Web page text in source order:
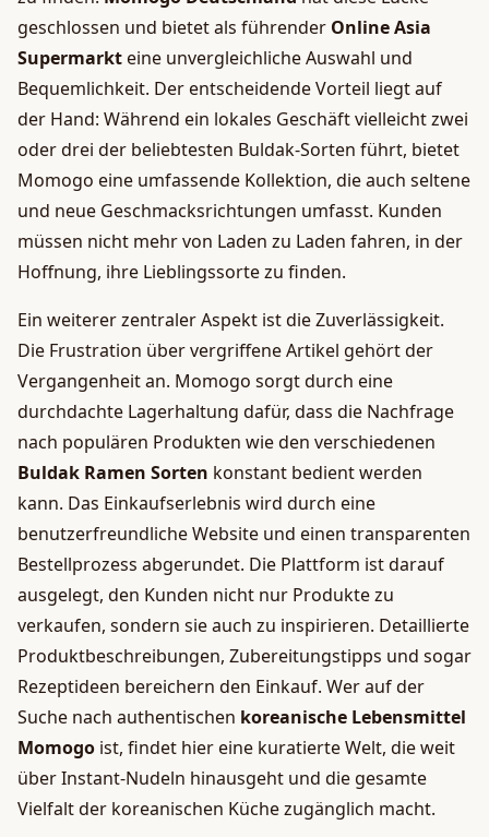
geschlossen und bietet als führender Online Asia
Supermarkteine unvergleichliche Auswahl und
Bequemlichkeit. Der entscheidende Vorteil liegt auf
der Hand: Während ein lokales Geschäft vielleicht zwei
oder drei der beliebtesten Buldak-Sorten führt, bietet
Momogo eine umfassende Kollektion, die auch seltene
und neue Geschmacksrichtungen umfasst. Kunden
müssen nicht mehr von Laden zu Laden fahren, in der
Hoffnung, ihre Lieblingssorte zu finden.
Ein weiterer zentraler Aspekt ist die Zuverlässigkeit.
Die Frustration über vergriffene Artikel gehört der
Vergangenheit an. Momogo sorgt durch eine
durchdachte Lagerhaltung dafür, dass die Nachfrage
nach populären Produkten wie den verschiedenen
Buldak Ramen Sorten konstant bedient werden
kann. Das Einkaufserlebnis wird durch eine
benutzerfreundliche Website und einen transparenten
Bestellprozess abgerundet. Die Plattform ist darauf
ausgelegt, den Kunden nicht nur Produkte zu
verkaufen, sondern sie auch zu inspirieren. Detaillierte
Produktbeschreibungen, Zubereitungstipps und sogar
Rezeptideen bereichern den Einkauf. Wer auf der
Suche nach authentischen koreanische Lebensmittel
Momogo ist, findet hier eine kuratierte Welt, die weit
über Instant-Nudeln hinausgeht und die gesamte
Vielfalt der koreanischen Küche zugänglich macht.